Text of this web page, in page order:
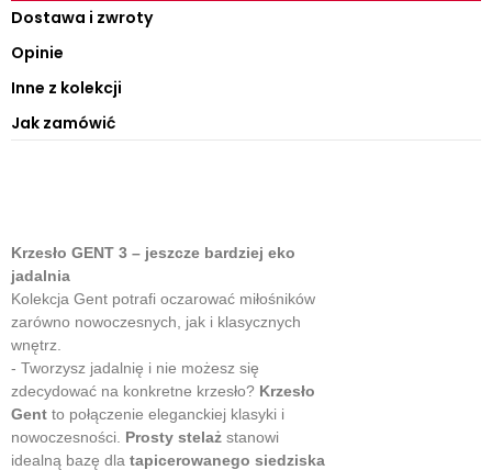
Dostawa i zwroty
Opinie
Inne z kolekcji
Jak zamówić
Krzesło GENT 3 – jeszcze bardziej eko
jadalnia
Kolekcja Gent potrafi oczarować miłośników
zarówno nowoczesnych, jak i klasycznych
wnętrz.
- Tworzysz jadalnię i nie możesz się
zdecydować na konkretne krzesło? Krzesło
Gent to połączenie eleganckiej klasyki i
nowoczesności. Prosty stelaż stanowi
idealną bazę dla tapicerowanego siedziska